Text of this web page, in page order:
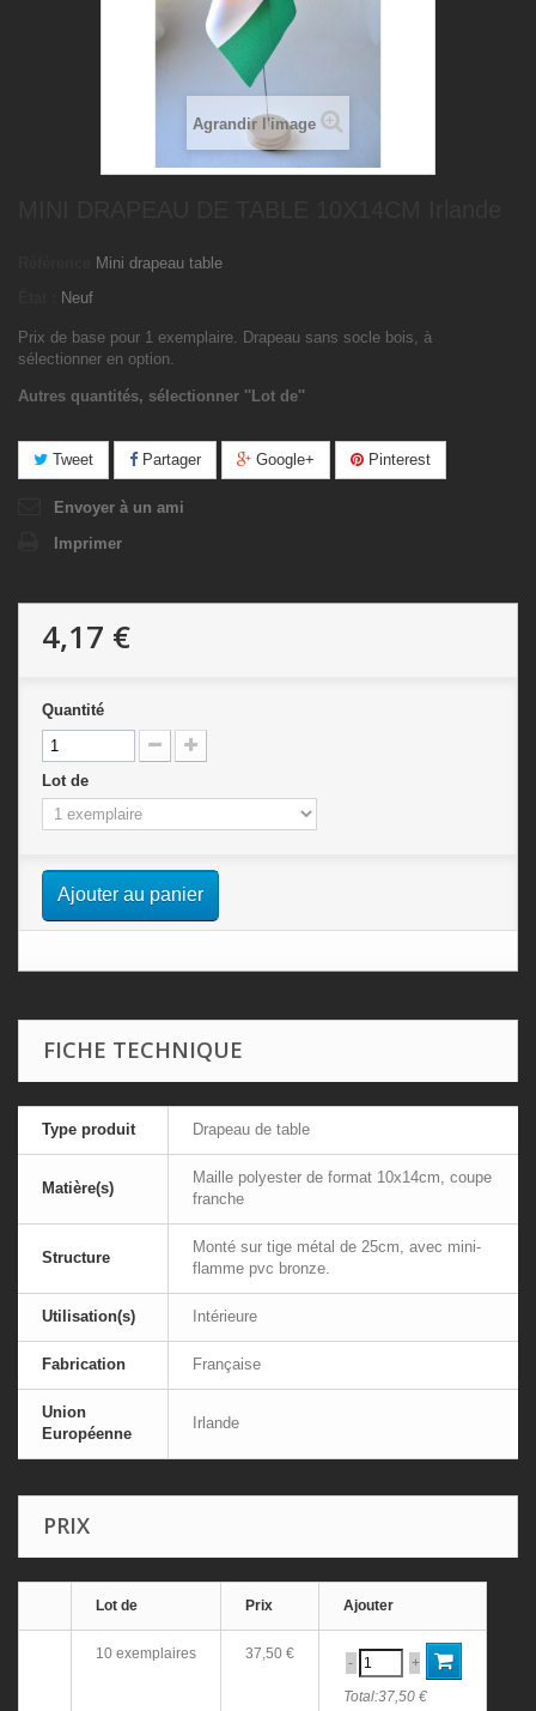
Agrandir l'image
Mini drapeau table
Neuf
Prix de base pour 1 exemplaire. Drapeau sans socle bois, à
sélectionner en option.
Autres quantités, sélectionner ''Lot de''
Tweet Partager Google+ Pinterest
Envoyer à un ami
Imprimer
4,17 €
Quantité
Lot de
Ajouter au panier
FICHE TECHNIQUE
Type produit Drapeau de table
Matière(s)
Maille polyester de format 10x14cm, coupe
franche
Structure
Monté sur tige métal de 25cm, avec mini-
flamme pvc bronze.
Utilisation(s) Intérieure
Fabrication Française
Union
Européenne
Irlande
PRIX
Lot de Prix Ajouter
10 exemplaires 37,50 €
-
+
Total:37,50 €